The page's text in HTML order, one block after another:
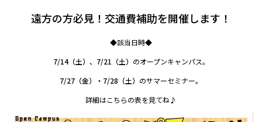
遠方の方必見！交通費補助を開催します！
◆該当日時◆
7/14（土）、7/21（土） のオープンキャンパス。
7/27（金）・7/28（土） のサマーセミナー。
詳細はこちらの表を見てね♪